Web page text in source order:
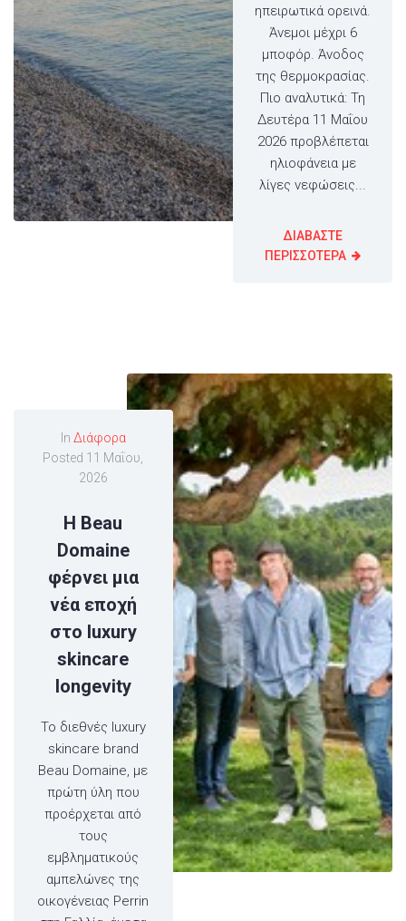
ηπειρωτικά ορεινά.
Άνεμοι μέχρι 6
μποφόρ. Άνοδος
της θερμοκρασίας.
Πιο αναλυτικά: Τη
Δευτέρα 11 Μαΐου
2026 προβλέπεται
ηλιοφάνεια με
λίγες νεφώσεις...
ΔΙΑΒΑΣΤΕ
ΠΕΡΙΣΣΟΤΕΡΑ
In Διάφορα
Posted 11 Μαΐου,
2026
Η Beau
Domaine
φέρνει μια
νέα εποχή
στο luxury
skincare
longevity
Το διεθνές luxury
skincare brand
Beau Domaine, με
πρώτη ύλη που
προέρχεται από
τους
εμβληματικούς
αμπελώνες της
οικογένειας Perrin